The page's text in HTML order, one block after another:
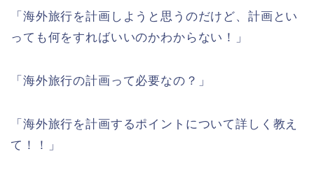
「海外旅行を計画しようと思うのだけど、計画とい
っても何をすればいいのかわからない！」
「海外旅行の計画って必要なの？」
「海外旅行を計画するポイントについて詳しく教え
て！！」